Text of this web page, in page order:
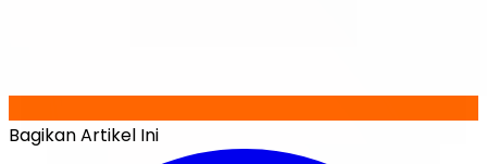
Bagikan Artikel Ini